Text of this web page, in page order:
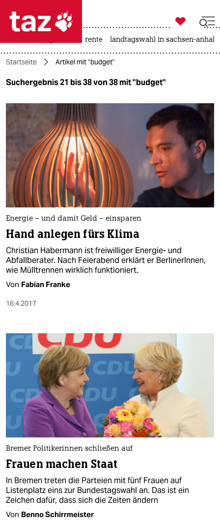
 taz zahl ich
taz zahl ich
themen
politik
öko
gesellschaft
kultur
sport
berlin
wahrheit
verlag
verlag
shop
fragen & hilfe
unterstützen
abo
genossenschaft

taz zahl ich
rente landtagswahl in sachsen-anhalt
Startseite Artikel mit "budget"
Suchergebnis 21 bis 38 von 38 mit "budget"
Energie – und damit Geld – einsparen
Hand anlegen fürs Klima
Christian Habermann ist freiwilliger Energie- und
Abfallberater. Nach Feierabend erklärt er BerlinerInnen,
wie Mülltrennen wirklich funktioniert.
Von Fabian Franke
16.4.2017
Bremer Politikerinnen schließen auf
Frauen machen Staat
In Bremen treten die Parteien mit fünf Frauen auf
Listenplatz eins zur Bundestagswahl an. Das ist ein
Zeichen dafür, dass sich die Zeiten ändern
Von Benno Schirrmeister